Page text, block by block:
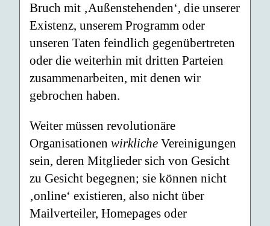
Bruch mit ‚Außenstehenden‘, die unserer
Existenz, unserem Programm oder
unseren Taten feindlich gegenübertreten
oder die weiterhin mit dritten Parteien
zusammenarbeiten, mit denen wir
gebrochen haben.
Weiter müssen revolutionäre
Organisationen wirkliche Vereinigungen
sein, deren Mitglieder sich von Gesicht
zu Gesicht begegnen; sie können nicht
‚online‘ existieren, also nicht über
Mailverteiler, Homepages oder